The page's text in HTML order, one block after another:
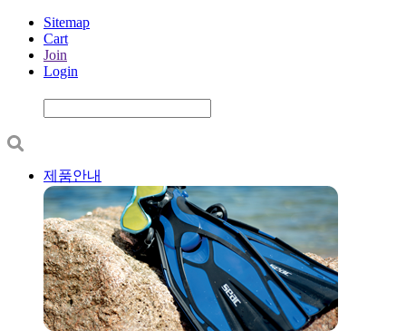
Sitemap
Cart
Join
Login
제품안내